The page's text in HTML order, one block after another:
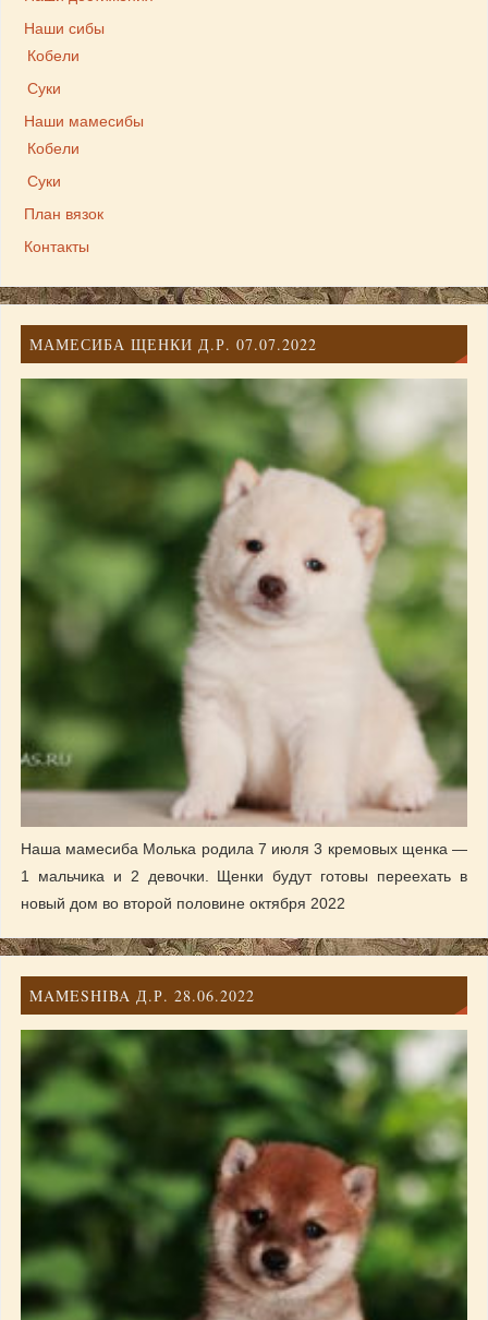
Наши сибы
Кобели
Суки
Наши мамесибы
Кобели
Суки
План вязок
Контакты
МАМЕСИБА ЩЕНКИ Д.Р. 07.07.2022
Наша мамесиба Молька родила 7 июля 3 кремовых щенка —
1 мальчика и 2 девочки. Щенки будут готовы переехать в
новый дом во второй половине октября 2022
MAMESHIBA Д.Р. 28.06.2022